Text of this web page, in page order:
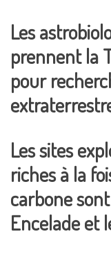
Les
prennent la
pour
Les sites
riches à la
carbone
Encelade et